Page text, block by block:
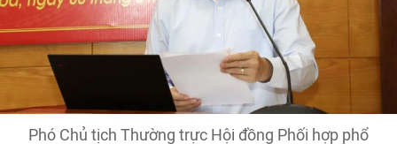
Phó Chủ tịch Thường trực Hội đồng Phối hợp phổ